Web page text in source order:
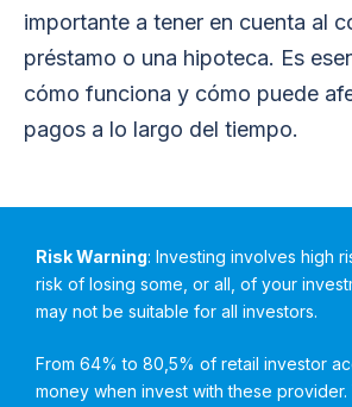
importante a tener en cuenta al
préstamo o una hipoteca. Es
cómo funciona y cómo puede
pagos a lo largo del tiempo.
Risk Warning: Investing involves high
risk of losing some, or all, of your
may not be suitable for all investors.
From 64% to 80,5% of retail investor
money when invest with these provider.